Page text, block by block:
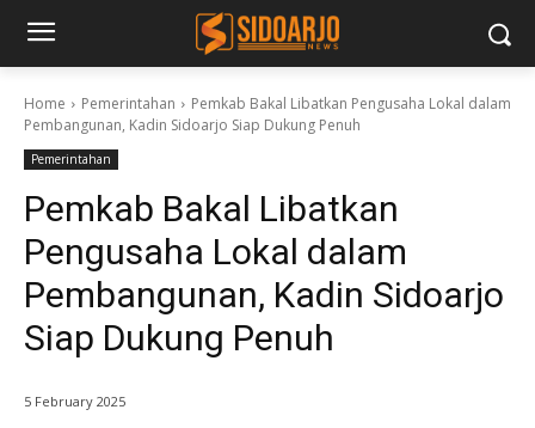
Home Pemerintahan
Pemkab Bakal Libatkan Pengusaha Lokal dalam
Pembangunan, Kadin Sidoarjo Siap Dukung Penuh
Pemerintahan
Pemkab Bakal Libatkan
Pengusaha Lokal dalam
Pembangunan, Kadin Sidoarjo
Siap Dukung Penuh
5 February 2025